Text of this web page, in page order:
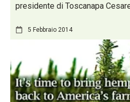
presidente di Toscanapa
5 Febbraio 2014